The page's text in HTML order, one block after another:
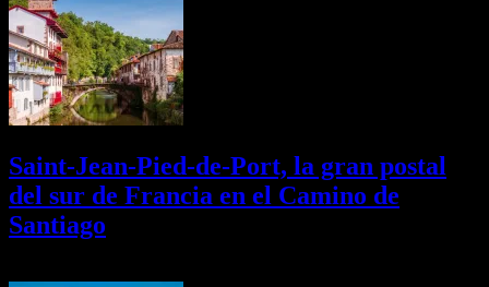
Saint-Jean-Pied-de-Port, la gran postal
del sur de Francia en el Camino de
Santiago